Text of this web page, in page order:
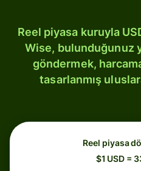
Reel piyasa kuruyla
Wise, bulunduğunuz
göndermek,
tasarlanmış
Reel piyasa
$1 USD =